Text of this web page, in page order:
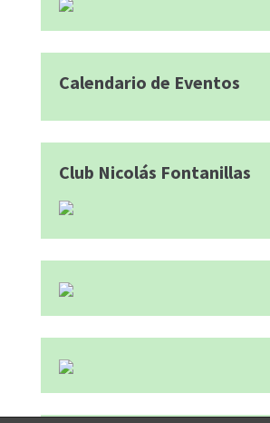
Calendario de Eventos
Club Nicolás Fontanillas